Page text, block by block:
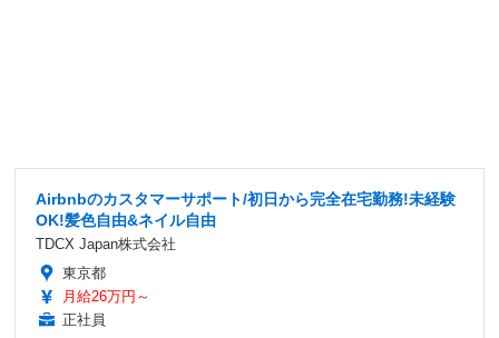
Airbnbのカスタマーサポート/初日から完全在宅勤務!未経験
OK!髪色自由&ネイル自由
TDCX Japan株式会社
東京都
月給26万円～
正社員